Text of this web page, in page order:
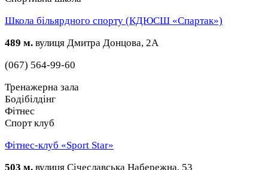
Школа більярдного спорту (КДЮСШ «Спартак»)
489 м. вулиця Дмитра Донцова, 2А
(067) 564-99-60
Тренажерна зала
Бодібілдінг
Фітнес
Спорт клуб
Фітнес-клуб «Sport Star»
503 м. вулиця Січеславська Набережна, 53